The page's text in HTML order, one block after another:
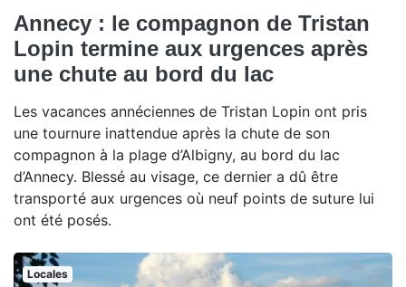
Annecy : le compagnon de Tristan
Lopin termine aux urgences après
une chute au bord du lac
Les vacances annéciennes de Tristan Lopin ont pris
une tournure inattendue après la chute de son
compagnon à la plage d’Albigny, au bord du lac
d’Annecy. Blessé au visage, ce dernier a dû être
transporté aux urgences où neuf points de suture lui
ont été posés.
Locales